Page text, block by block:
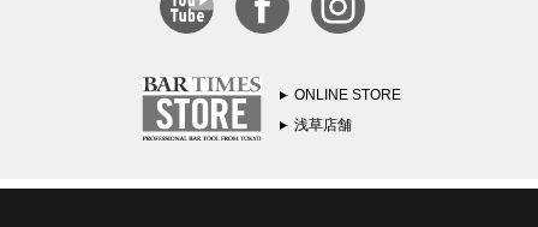
ONLINE STORE
浅草店舗